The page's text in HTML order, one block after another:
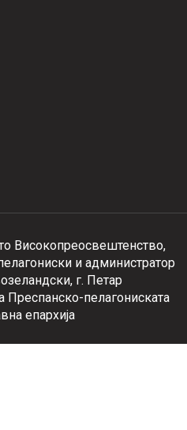
Високопреосвештенство,
и администратор
г. Петар
пелагониската
епархија